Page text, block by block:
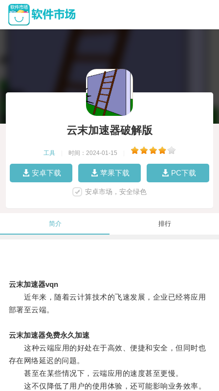
云末加速器破解版
工具 时间：2024-01-15
安卓下载 苹果下载 PC下载
安卓市场，安全绿色
简介 排行
云末加速器vqn
近年来，随着云计算技术的飞速发展，企业已经将应用
部署至云端。
云末加速器免费永久加速
这种云端应用的好处在于高效、便捷和安全，但同时也
存在网络延迟的问题。
甚至在某些情况下，云端应用的速度甚至更慢。
这不仅降低了用户的使用体验，还可能影响业务效率。